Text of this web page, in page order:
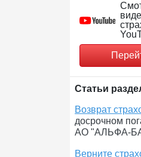
Статьи
Возврат
досрочном
АО "АЛЬФА-
Верните